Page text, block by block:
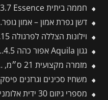
חממה ביתית 2.4X3.7 Essence מבית פלרם – Canopia
דשן גפרת אמון – אמון גופרתי – 1 ק"ג
וילונות הצללה לפרגולה 3X9.15 מבית פלרם – Canopia
גגון Aquila אפור כהה 0.9X4.5 מבית פלרם – Canopia
מזמרה מקצועית 21 ס״מ, להב בציפוי כרום – תבור
משחיז סכינים וגרזנים פיסקארס
מספרי גיזום 30 ידית אלומניום W-30 -תבור